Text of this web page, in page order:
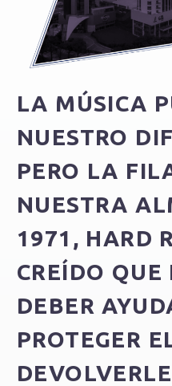
LA MÚSICA
NUESTRO
PERO LA
NUESTRA
1971, HARD
CREÍDO QUE
DEBER
PROTEGER